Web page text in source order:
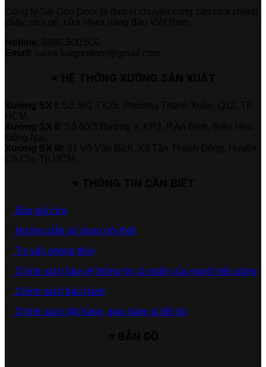
Báo giá cửa
Hướng dẫn sử dụng nội thất
Tư vấn phong thủy
Chính sách bảo vệ thông tin cá nhân của người tiêu dùng
Chính sách bảo hành
Chính sách đặt hàng, giao hàng & đổi trả